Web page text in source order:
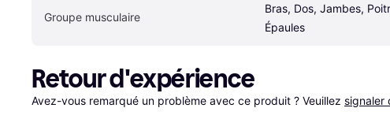
Groupe musculaire
Bras, Dos, Jambes,
Épaules
Retour d'expérience
Avez-vous remarqué un problème avec ce produit ? Veuillez signaler